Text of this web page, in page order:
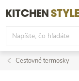
na
obsah
Cestovné termosky